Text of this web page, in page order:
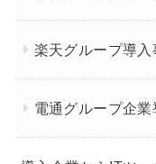
楽天グループ導入
電通グループ企業